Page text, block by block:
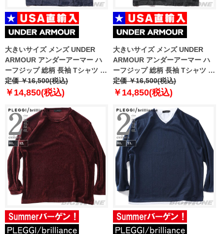
大きいサイズ メンズ UNDER
ARMOUR アンダーアーマー ハ
ーフジップ 総柄 長袖 Tシャツ ゴ
ルフウェア USA直輸入
um1212190-190
定価 ￥16,500(税込)
￥14,850(税込)
大きいサイズ メンズ UNDER
ARMOUR アンダーアーマー ハ
ーフジップ 総柄 長袖 Tシャツ ゴ
ルフウェア USA直輸入
um1212999-999
定価 ￥16,500(税込)
￥14,850(税込)